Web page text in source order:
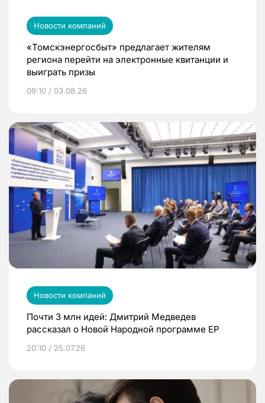
Новости компаний
«Томскэнергосбыт» предлагает жителям
региона перейти на электронные квитанции и
выиграть призы
09:10 / 03.08.26
Новости компаний
Почти 3 млн идей: Дмитрий Медведев
рассказал о Новой Народной программе ЕР
20:10 / 25.07.26